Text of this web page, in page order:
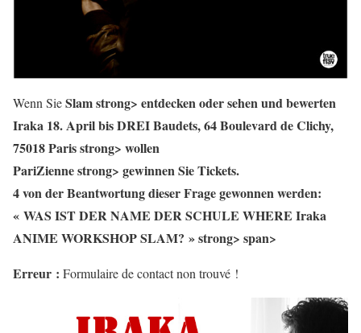
Wenn SieSlam strong> entdecken oder sehen und bewerten
Iraka 18. April bis DREI Baudets, 64 Boulevard de Clichy,
75018 Paris strong> wollen
PariZienne strong> gewinnen Sie Tickets.
4 von der Beantwortung dieser Frage gewonnen werden:
« WAS IST DER NAME DER SCHULE WHERE Iraka
ANIME WORKSHOP SLAM? » strong> span>
Erreur : Formulaire de contact non trouvé !